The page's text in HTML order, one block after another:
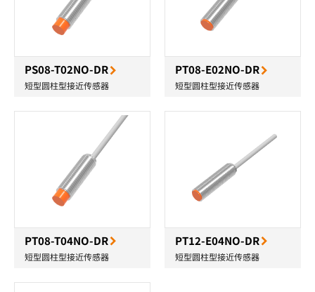
PS08-T02NO-DR
短型圆柱型接近传感器
PT08-E02NO-DR
短型圆柱型接近传感器
PT08-T04NO-DR
短型圆柱型接近传感器
PT12-E04NO-DR
短型圆柱型接近传感器